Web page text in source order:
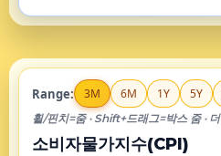
Range: 3M 6M 1Y 5Y
휠/핀치=줌 · Shift+드래그=박스 줌 ·
소비자물가지수(CPI)